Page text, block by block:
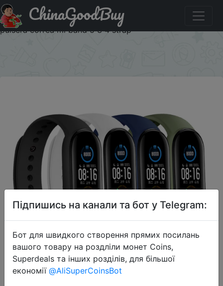
Знижка на Watchbands for Xiaomi Mi Band 7 6 NFC
bracelet silicone Sport watch wristband Miband 5 4 Belt
pulsera correa mi band 5 3 4 strap
ChinaGoodBuy
Підпишись на канали та бот у Telegram:
Бот для швидкого створення прямих посилань
вашого товару на роздліли монет Coins,
Superdeals та інших розділів, для більшої
економії @AliSuperCoinsBot